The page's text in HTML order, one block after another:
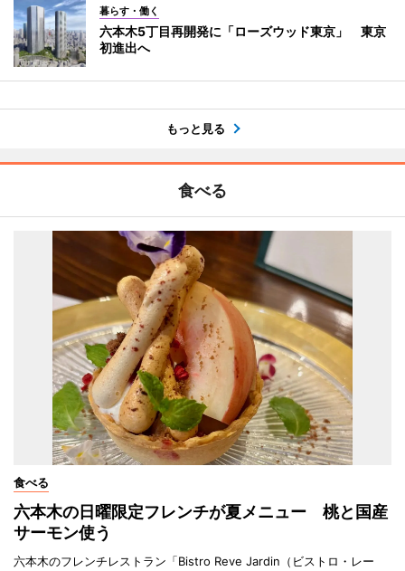
暮らす・働く
六本木5丁目再開発に「ローズウッド東京」 東京
初進出へ
もっと見る
食べる
食べる
六本木の日曜限定フレンチが夏メニュー 桃と国産
サーモン使う
六本木のフレンチレストラン「Bistro Reve Jardin（ビストロ・レー